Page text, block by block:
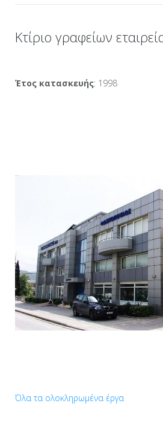
Κτίριο γραφείων
Έτος κατασκευής: 1998
Όλα τα ολοκληρωμένα έργα